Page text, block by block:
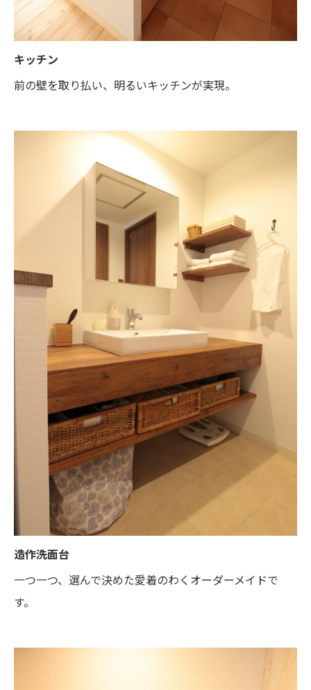
キッチン
前の壁を取り払い、明るいキッチンが実現。
造作洗面台
一つ一つ、選んで決めた愛着のわくオーダーメイドで
す。